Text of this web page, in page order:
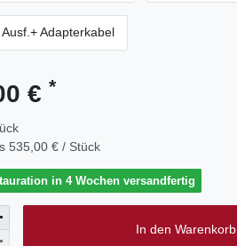
Adapterkabel
€ *
535,00 € / Stück
in 4 Wochen versandfertig
In den Warenkorb